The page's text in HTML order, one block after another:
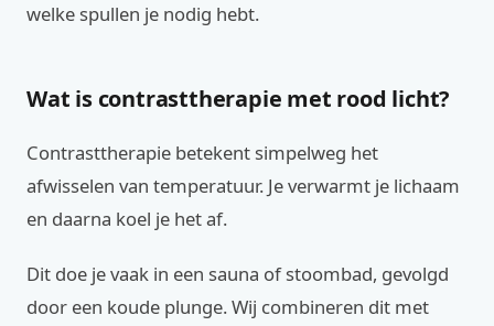
welke spullen je nodig hebt.
Wat is contrasttherapie met rood licht?
Contrasttherapie betekent simpelweg het
afwisselen van temperatuur. Je verwarmt je lichaam
en daarna koel je het af.
Dit doe je vaak in een sauna of stoombad, gevolgd
door een koude plunge. Wij combineren dit met